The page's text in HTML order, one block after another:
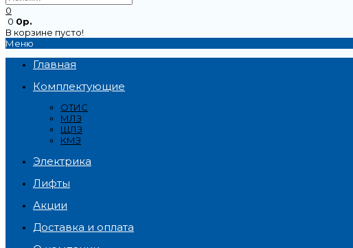
0
0 0р.
В корзине пусто!
Меню
Главная
Комплектующие
ОТИС
МЛЗ
ЩЛЗ
КМЗ
Электрика
Лифты
Акции
Доставка и оплата